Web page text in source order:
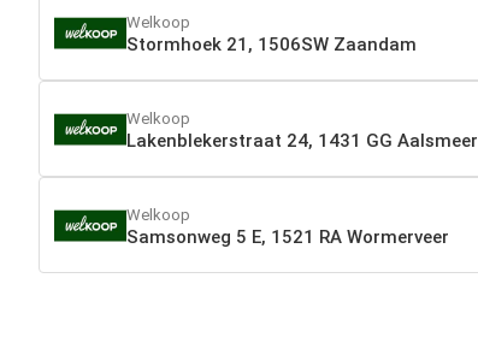
Welkoop
Stormhoek 21, 1506SW Zaandam
Welkoop
Lakenblekerstraat 24, 1431 GG Aalsmeer
Welkoop
Samsonweg 5 E, 1521 RA Wormerveer